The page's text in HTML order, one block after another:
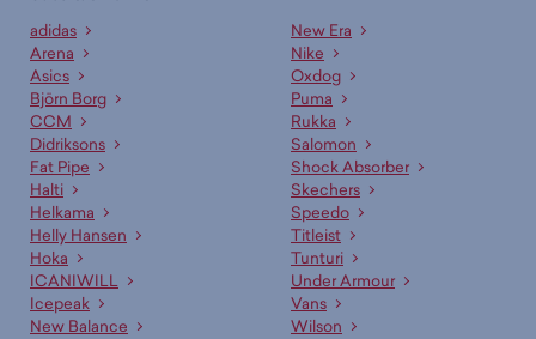
adidas
Arena
Asics
Björn Borg
CCM
Didriksons
Fat Pipe
Halti
Helkama
Helly Hansen
Hoka
ICANIWILL
Icepeak
New Balance
New Era
Nike
Oxdog
Puma
Rukka
Salomon
Shock Absorber
Skechers
Speedo
Titleist
Tunturi
Under Armour
Vans
Wilson